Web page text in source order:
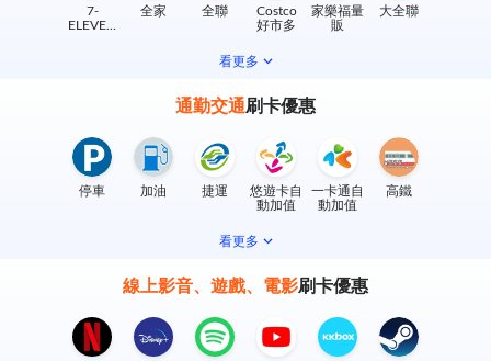
7-
ELEVEN
全家 全聯
Costco
好市多
家樂福量
販
大全聯
看更多
通勤交通刷卡優惠
停車 加油 捷運
悠遊卡自
動加值
一卡通自
動加值
高鐵
看更多
線上影音、遊戲、電影刷卡優惠